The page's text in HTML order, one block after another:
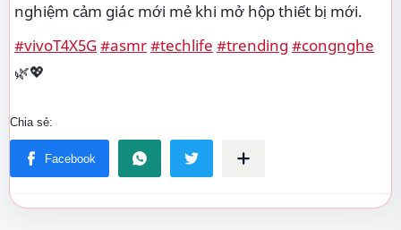
nghiệm cảm giác mới mẻ khi mở hộp thiết bị mới.
#vivoT4X5G#asmr#techlife #trending #congnghe
🌿💖